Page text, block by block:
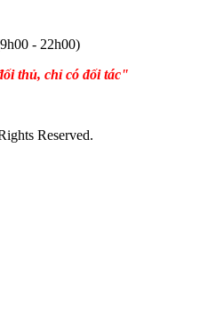
- 22h00)
thủ, chỉ có đối tác"
Reserved.